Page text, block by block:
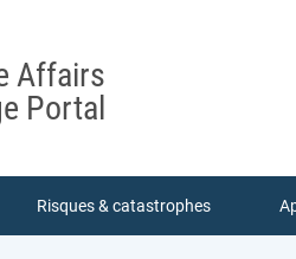
Affairs
Portal
Risques & catastrophes